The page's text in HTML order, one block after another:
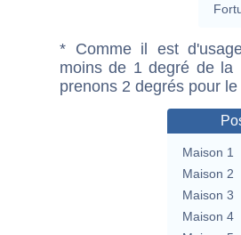
* Comme il est
moins de 1 degré de la
prenons 2 degrés pour
Maison 1
Maison 2
Maison 3
Maison 4